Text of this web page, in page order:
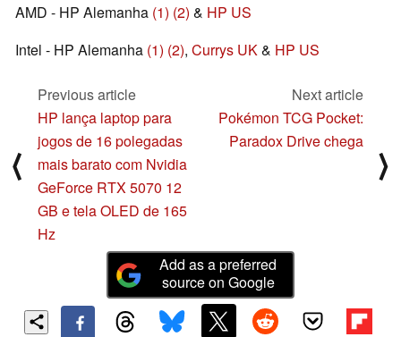
AMD - HP Alemanha (1) (2) & HP US
Intel - HP Alemanha (1) (2), Currys UK& HP US
⟨
Previous article
HP lança laptop para
jogos de 16 polegadas
mais barato com Nvidia
GeForce RTX 5070 12
GB e tela OLED de 165
Hz
Next article
Pokémon TCG Pocket:
Paradox Drive chega
⟩
Add as a preferred
source on Google